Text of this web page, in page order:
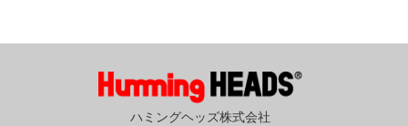
ハミングヘッズ株式会社